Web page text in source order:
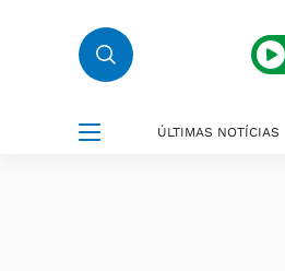
ÚLTIMAS NOTÍCIAS